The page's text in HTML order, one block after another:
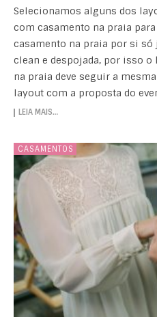
Selecionamos alguns dos
com casamento na praia
casamento na praia por si
clean e despojada, por isso
na praia deve seguir a
layout com a proposta do
LEIA MAIS…
CASAMENTOS